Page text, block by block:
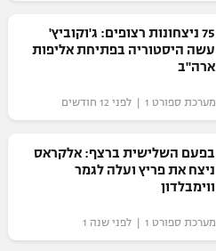
75 ניצחונות רצופים: ג'וקוביץ'
עשה היסטוריה בפתיחת אליפות
ארה"ב
מערכת ספורט 1 | לפני 12 חודשים
בפעם השלישית ברצף: אלקראס
ניצח את פריץ ועלה לגמר
ווימבלדון
מערכת ספורט 1 | לפני שנה 1